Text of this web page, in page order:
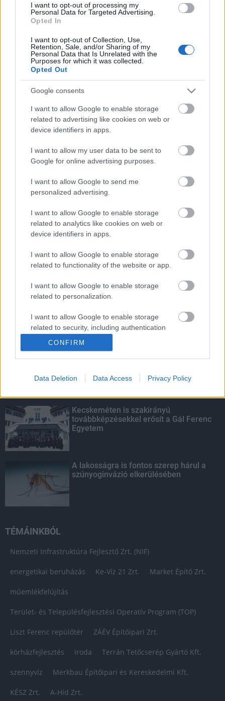
I want to opt-out of processing my
Personal Data for Targeted Advertising.
Opted In
I want to opt-out of Collection, Use,
Retention, Sale, and/or Sharing of my
Personal Data that Is Unrelated with the
Purposes for which it was collected.
Opted Out
Google consents
I want to allow Google to enable storage
related to advertising like cookies on web or
device identifiers in apps.
I want to allow my user data to be sent to
Google for online advertising purposes.
I want to allow Google to send me
personalized advertising.
I want to allow Google to enable storage
related to analytics like cookies on web or
device identifiers in apps.
I want to allow Google to enable storage
related to functionality of the website or app.
I want to allow Google to enable storage
related to personalization.
I want to allow Google to enable storage
related to security, including authentication
CONFIRM
Data Deletion Data Access Privacy Policy
HIRDETÉS
Megérkezett az eső a Duna
Paks II.: Mit jelent az 5. blokk új
mérföldköve a felülvizsgálat
árnyékában?
Fontos a postaládákba költöző
KIEMELT
Megérkezett az eső a Duna
Kecskeméten is szakirányú
továbbképzésekkel erősít a Gál Ferenc
Egyetem
A lakosságra is fontos szerep hárul a
szúnyoginvázió elkerülésében
TÉMÁINKBÓL
Nemzeti Infrastruktúra Fejlesztő Zrt. (NIF)
energetikai beruházás Ke-Víz 21 Zrt. Market Építő Zrt.
műemlékfelújítás
Terület- és Településfejlesztési Operatív Program (TOP)
Liszt Ferenc repülőtér ZÁÉV Építőipari Zrt.
kórházfejlesztés iroda Terrán Tetőcserép Gyártó Kft.
szennyvíz Merkbau Építőipari és Kereskedelmi Kft.
KÉSZ Zrt. A-Híd Zrt.